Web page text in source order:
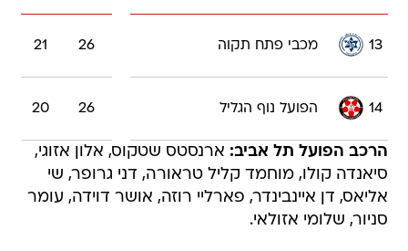
13 מכבי פתח תקוה 26
21
14 הפועל נוף הגליל 26
20
הרכב הפועל תל אביב: ארנסטס שטקוס, אלון אזוגי,
סיאנדה קולו, מוחמד קליל טראורה, דני גרופר, שי
אליאס, דן איינבינדר, פארליי רוזה, אושר דוידה, עומר
סניור, שלומי אזולאי.